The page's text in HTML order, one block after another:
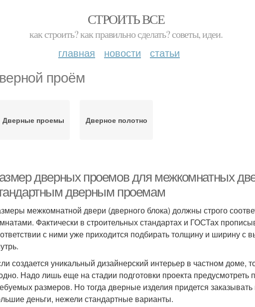
СТРОИТЬ ВСЕ
как строить? как правильно сделать? советы, идеи.
главная новости статьи
проём
Дверные проемы Дверное полотно
дверных проемов для межкомнатных
дверным проемам
межкомнатной двери (дверного блока) должны строго
Фактически в строительных стандартах и ГОСТах
с ними уже приходится подбирать толщину и ширину с
создается уникальный дизайнерский интерьер в частном доме,
Надо лишь еще на стадии подготовки проекта
размеров. Но тогда дверные изделия придется
деньги, нежели стандартные варианты.